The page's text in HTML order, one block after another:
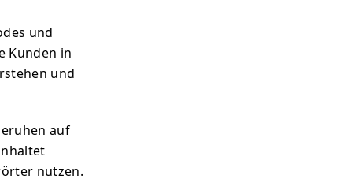
und
Kunden in
und
auf
nutzen.